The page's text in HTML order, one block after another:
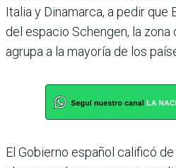
Italia y Dinamarca, a pedir que
del espacio Schengen, la
agrupa a la mayoría de los
El Gobierno español calificó